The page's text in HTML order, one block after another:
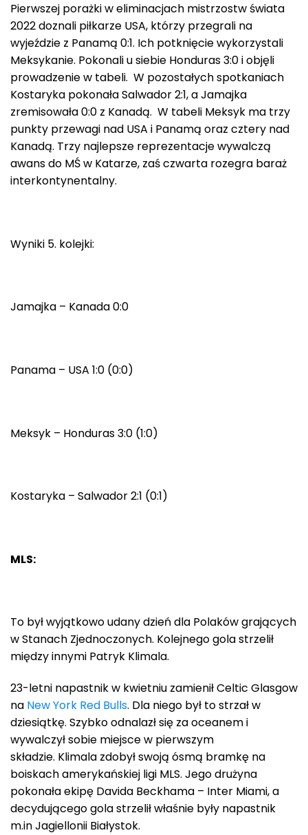
Pierwszej porażki w eliminacjach mistrzostw świata
2022 doznali piłkarze USA, którzy przegrali na
wyjeździe z Panamą 0:1. Ich potknięcie wykorzystali
Meksykanie. Pokonali u siebie Honduras 3:0 i objęli
prowadzenie w tabeli. W pozostałych spotkaniach
Kostaryka pokonała Salwador 2:1, a Jamajka
zremisowała 0:0 z Kanadą. W tabeli Meksyk ma trzy
punkty przewagi nad USA i Panamą oraz cztery nad
Kanadą. Trzy najlepsze reprezentacje wywalczą
awans do MŚ w Katarze, zaś czwarta rozegra baraż
interkontynentalny.
Wyniki 5. kolejki:
Jamajka – Kanada 0:0
Panama – USA 1:0 (0:0)
Meksyk – Honduras 3:0 (1:0)
Kostaryka – Salwador 2:1 (0:1)
MLS:
To był wyjątkowo udany dzień dla Polaków grających
w Stanach Zjednoczonych. Kolejnego gola strzelił
między innymi Patryk Klimala.
23-letni napastnik w kwietniu zamienił Celtic Glasgow
na New York Red Bulls. Dla niego był to strzał w
dziesiątkę. Szybko odnalazł się za oceanem i
wywalczył sobie miejsce w pierwszym
składzie. Klimala zdobył swoją ósmą bramkę na
boiskach amerykańskiej ligi MLS. Jego drużyna
pokonała ekipę Davida Beckhama – Inter Miami, a
decydującego gola strzelił właśnie były napastnik
m.in Jagiellonii Białystok.